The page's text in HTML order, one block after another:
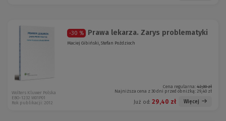
-30 % Prawa lekarza. Zarys problematyki
Maciej Gibiński, Stefan Poździoch
Cena regularna: 42,00 zł
Najniższa cena z 30 dni przed obniżką: 29,40 zł
Już od: 29,40 zł Więcej
Wolters Kluwer Polska
EBO-1232 W01P01
Rok publikacji: 2012